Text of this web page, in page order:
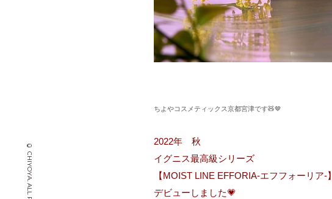
⁡ちよやコスメティックス京都宮津です🧸‪🤎
2022年 秋
イグニス最高級シリーズ
【MOIST LINE EFFORIA-エフフォーリア-】
デビューしました💗